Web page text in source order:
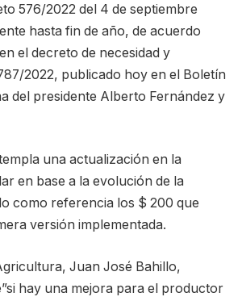
576/2022 del 4 de septiembre
hasta fin de año, de acuerdo
el decreto de necesidad y
2022, publicado hoy en el Boletín
del presidente Alberto Fernández y
una actualización en la
en base a la evolución de la
como referencia los $ 200 que
versión implementada.
Juan José Bahillo,
hay una mejora para el productor